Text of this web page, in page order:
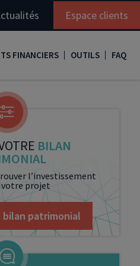
Espace clients
FINANCIERS OUTILS
bilan patrimonial ?
2026
FAQ
BILAN
l’investissement
votre projet
bilan patrimonial